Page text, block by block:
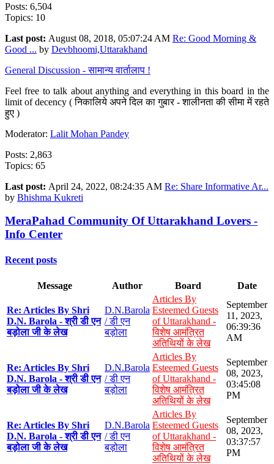
Posts: 6,504
Topics: 10
Last post: August 08, 2018, 05:07:24 AM Re: Good Morning &
Good ... by Devbhoomi,Uttarakhand
General Discussion - सामान्य वार्तालाप !
Feel free to talk about anything and everything in this board in the
limit of decency ( निकालिये अपने दिल का गुबार - शालीनता की सीमा में रहते
हुए )
Moderator: Lalit Mohan Pandey
Posts: 2,863
Topics: 65
Last post: April 24, 2022, 08:24:35 AM Re: Share Informative Ar...
by Bhishma Kukreti
MeraPahad Community Of Uttarakhand Lovers -
Info Center
Recent posts
Message Author Board Date
Re: Articles By Shri
D.N. Barola - श्री डी एन
बड़ोला जी के लेख
D.N.Barola
/ डी एन
बड़ोला
Articles By
Esteemed Guests
of Uttarakhand -
विशेष आमंत्रित
अतिथियों के लेख
September
11, 2023,
06:39:36
AM
Re: Articles By Shri
D.N. Barola - श्री डी एन
बड़ोला जी के लेख
D.N.Barola
/ डी एन
बड़ोला
Articles By
Esteemed Guests
of Uttarakhand -
विशेष आमंत्रित
अतिथियों के लेख
September
08, 2023,
03:45:08
PM
Re: Articles By Shri
D.N. Barola - श्री डी एन
बड़ोला जी के लेख
D.N.Barola
/ डी एन
बड़ोला
Articles By
Esteemed Guests
of Uttarakhand -
विशेष आमंत्रित
अतिथियों के लेख
September
08, 2023,
03:37:57
PM